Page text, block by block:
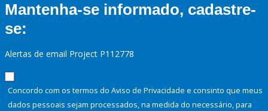
Mantenha-se informado, cadastre-
se:
Alertas de email Project P112778
Concordo com os termos do Aviso de Privacidade e consinto que meus
dados pessoais sejam processados, na medida do necessário, para